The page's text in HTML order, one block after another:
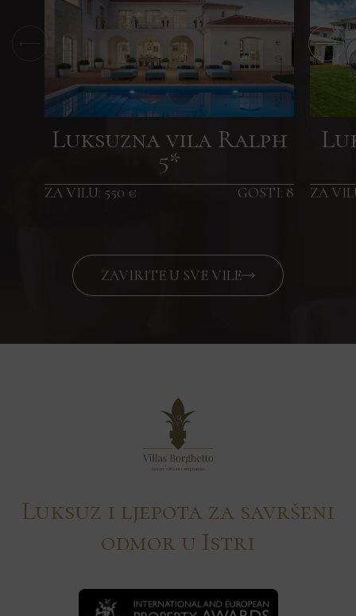
Luksuzna vila Ralph
5*
ZA VILU: 550 € GOSTI: 8 ZA
ZAVIRITE U SVE VILE
Luksuz i ljepota za savršeni
odmor u Istri